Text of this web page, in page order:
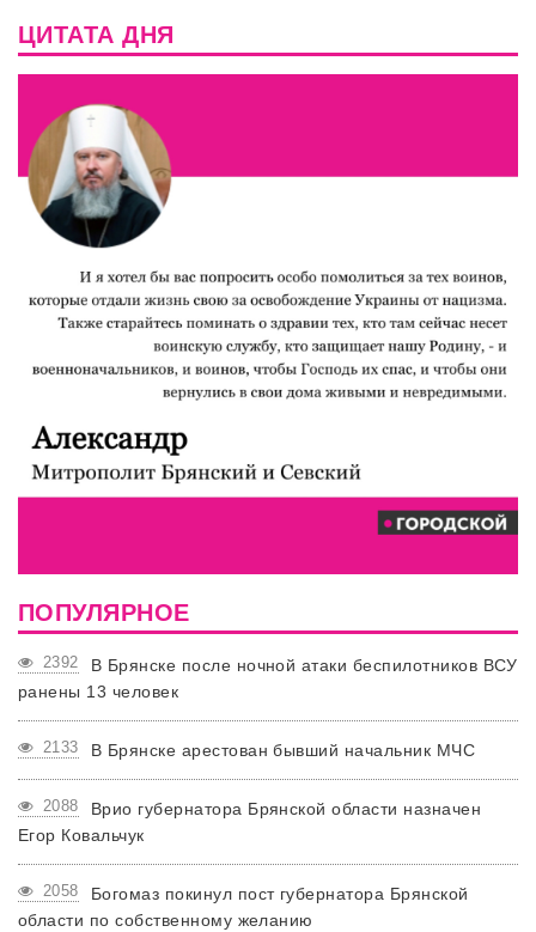
ЦИТАТА ДНЯ
ПОПУЛЯРНОЕ
2392
В Брянске после ночной атаки беспилотников ВСУ
ранены 13 человек
2133 В Брянске арестован бывший начальник МЧС
2088
Врио губернатора Брянской области назначен
Егор Ковальчук
2058
Богомаз покинул пост губернатора Брянской
области по собственному желанию